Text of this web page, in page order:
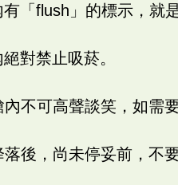
「flush」的標示，就
對禁止吸菸。
不可高聲談笑，如需
後，尚未停妥前，不